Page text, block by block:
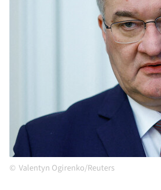
Valentyn Ogirenko/Reuters